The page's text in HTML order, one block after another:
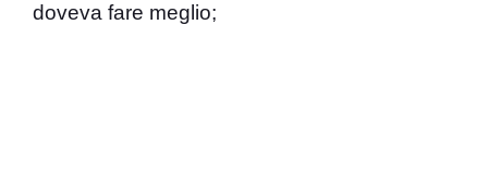
doveva fare meglio;